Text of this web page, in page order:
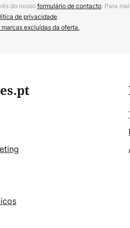
do nossoformulário de contacto. Para
de privacidade.
excluídas da oferta.